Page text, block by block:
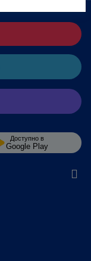
Доступно в
Google Play